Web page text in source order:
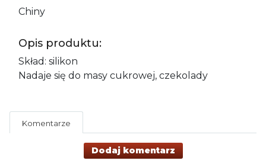
Chiny
Opis produktu:
Skład: silikon
Nadaje się do masy cukrowej, czekolady
Komentarze
Dodaj komentarz